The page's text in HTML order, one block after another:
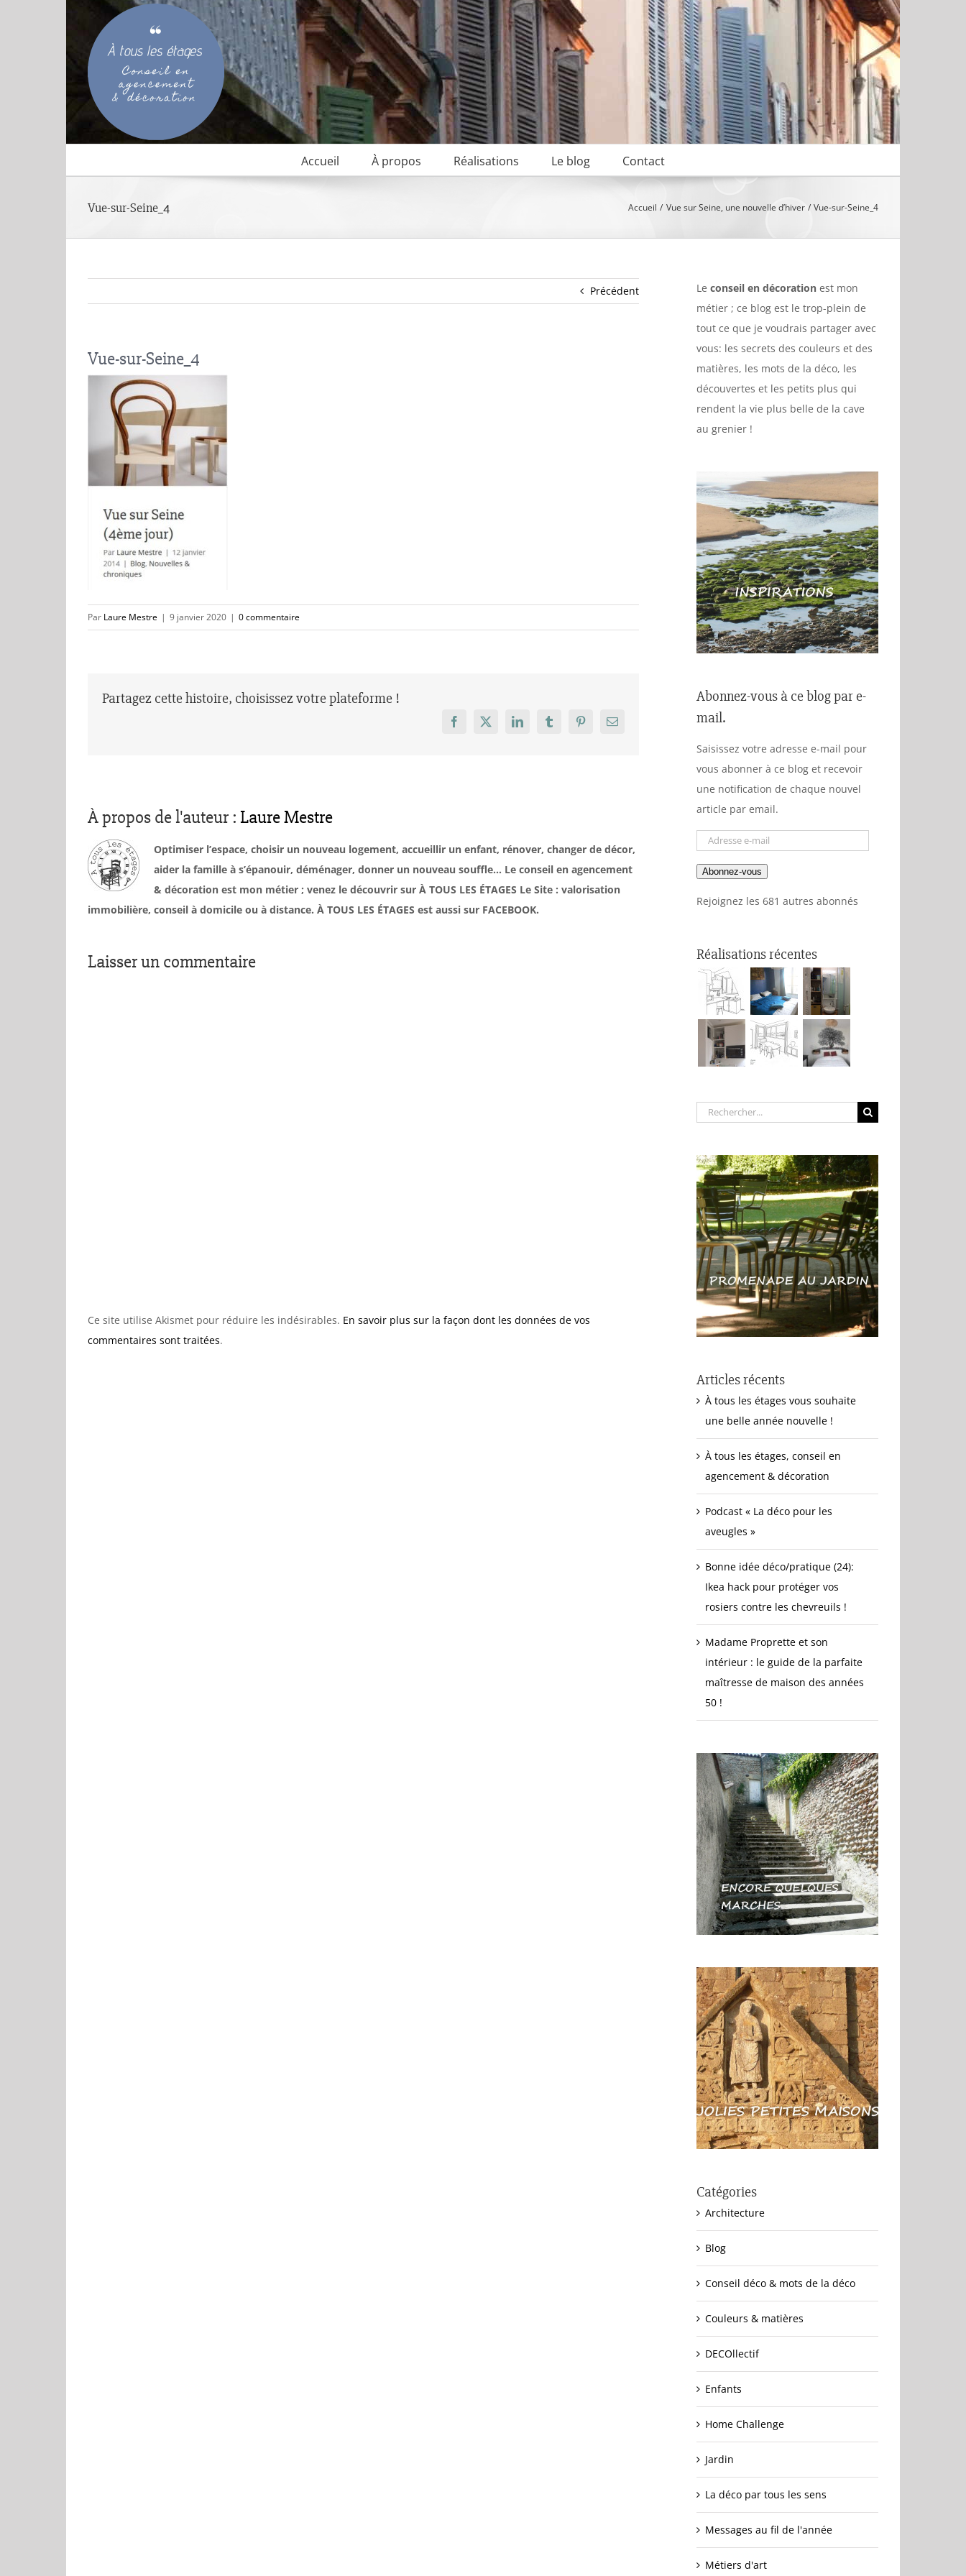
Accueil À propos Réalisations Le blog Contact
Vue-sur-Seine_4 Accueil Vue sur Seine, une nouvelle d’hiver Vue-sur-Seine_4
Précédent
Vue-sur-Seine_4
Par Laure Mestre | 9 janvier 2020 | 0 commentaire
Partagez cette histoire, choisissez votre plateforme !
Facebook
X LinkedInTumblrPinterestEmail
À propos de l'auteur : Laure Mestre
Optimiser l’espace, choisir un nouveau logement, accueillir un enfant, rénover, changer de décor,
aider la famille à s’épanouir, déménager, donner un nouveau souffle… Le conseil en agencement
& décoration est mon métier ; venez le découvrir sur À TOUS LES ÉTAGES Le Site : valorisation
immobilière, conseil à domicile ou à distance. À TOUS LES ÉTAGES est aussi sur FACEBOOK.
Laisser un commentaire
Ce site utilise Akismet pour réduire les indésirables. En savoir plus sur la façon dont les données de vos
commentaires sont traitées.
Le conseil en décoration est mon
métier ; ce blog est le trop-plein de
tout ce que je voudrais partager avec
vous: les secrets des couleurs et des
matières, les mots de la déco, les
découvertes et les petits plus qui
rendent la vie plus belle de la cave
au grenier !
Abonnez-vous à ce blog par e-
mail.
Saisissez votre adresse e-mail pour
vous abonner à ce blog et recevoir
une notification de chaque nouvel
article par email.
Adresse
mail
Abonnez-vous
Rejoignez les 681 autres abonnés
Réalisations récentes
Rechercher:
Articles récents
À tous les étages vous souhaite
une belle année nouvelle !
À tous les étages, conseil en
agencement & décoration
Podcast « La déco pour les
aveugles »
Bonne idée déco/pratique (24):
Ikea hack pour protéger vos
rosiers contre les chevreuils !
Madame Proprette et son
intérieur : le guide de la parfaite
maîtresse de maison des années
50 !
Catégories
Architecture
Blog
Conseil déco & mots de la déco
Couleurs & matières
DECOllectif
Enfants
Home Challenge
Jardin
La déco par tous les sens
Messages au fil de l'année
Métiers d'art